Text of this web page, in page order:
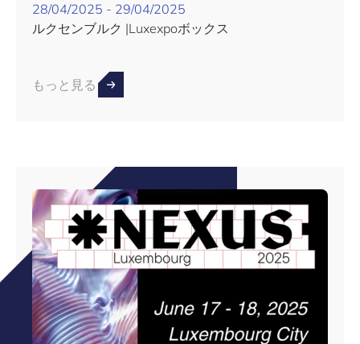
28/04/2025 - 29/04/2025
ルクセンブルク |Luxexpoボックス
もっと見る